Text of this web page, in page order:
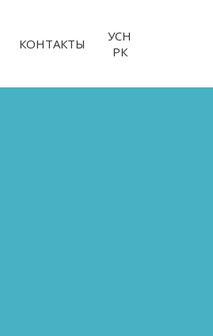
КОНТАКТЫ
УСН
РК